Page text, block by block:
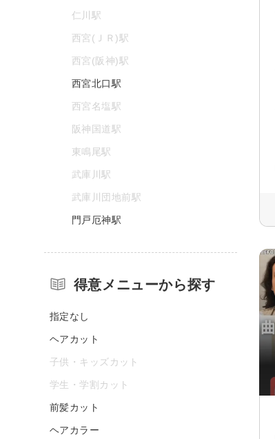
仁川駅
西宮(ＪＲ)駅
西宮(阪神)駅
西宮北口駅
西宮名塩駅
阪神国道駅
東鳴尾駅
武庫川駅
武庫川団地前駅
門戸厄神駅
得意メニューから探す
指定なし
ヘアカット
子供・キッズカット
学生・学割カット
前髪カット
ヘアカラー